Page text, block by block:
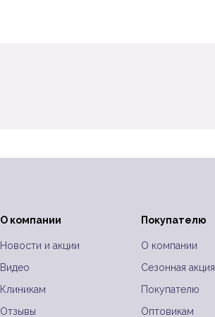
О компании
Новости и акции
Видео
Клиникам
Отзывы
Покупателю
О компании
Сезонная акция
Покупателю
Оптовикам